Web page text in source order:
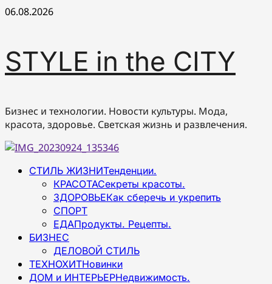
Перейти
06.08.2026
STYLE in the CITY
Бизнес и технологии. Новости культуры. Мода,
красота, здоровье. Светская жизнь и развлечения.
Основное
СТИЛЬ ЖИЗНИТенденции.
КРАСОТАСекреты красоты.
ЗДОРОВЬЕКак сберечь и укрепить
СПОРТ
ЕДАПродукты. Рецепты.
БИЗНЕС
ДЕЛОВОЙ СТИЛЬ
ТЕХНОХИТНовинки
ДОМ и ИНТЕРЬЕРНедвижимость.